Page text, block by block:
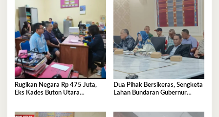
Rugikan Negara Rp 475 Juta,
Eks Kades Buton Utara
Dua Pihak Bersikeras, Sengketa
Lahan Bundaran Gubernur